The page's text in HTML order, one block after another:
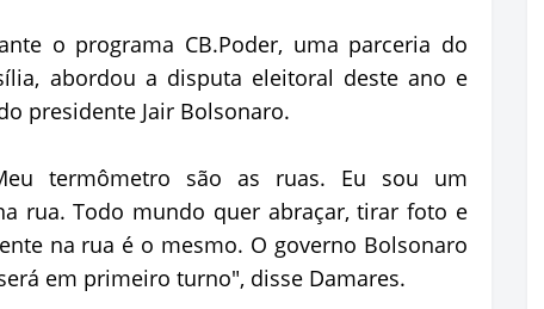
o programa CB.Poder, uma parceria do
abordou a disputa eleitoral deste ano e
presidente Jair Bolsonaro.
termômetro são as ruas. Eu sou um
rua. Todo mundo quer abraçar, tirar foto e
na rua é o mesmo. O governo Bolsonaro
em primeiro turno", disse Damares.